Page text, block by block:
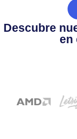
Descubre
en